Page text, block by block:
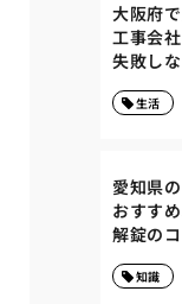
大阪府
工事会
失敗し
生活
愛知県
おすす
解錠の
知識